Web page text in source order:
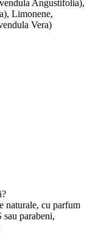
Angustifolia),
Limonene,
Vera)
naturale, cu parfum
parabeni,